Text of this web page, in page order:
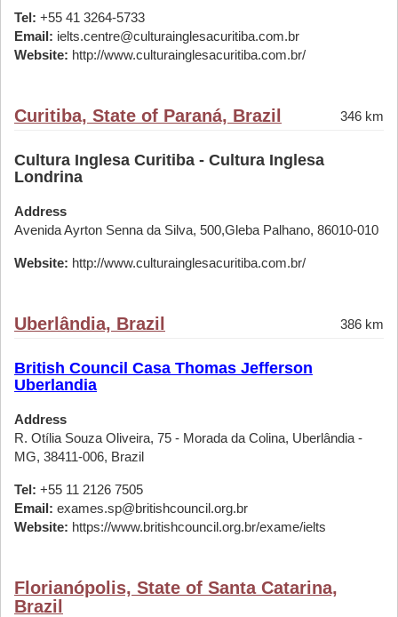
Tel: +55 41 3264-5733
Email: ielts.centre@culturainglesacuritiba.com.br
Website: http://www.culturainglesacuritiba.com.br/
Curitiba, State of Paraná, Brazil 346 km
Cultura Inglesa Curitiba - Cultura Inglesa
Londrina
Address
Avenida Ayrton Senna da Silva, 500,Gleba Palhano, 86010-010
Website: http://www.culturainglesacuritiba.com.br/
Uberlândia, Brazil 386 km
British Council Casa Thomas Jefferson
Uberlandia
Address
R. Otília Souza Oliveira, 75 - Morada da Colina, Uberlândia -
MG, 38411-006, Brazil
Tel: +55 11 2126 7505
Email: exames.sp@britishcouncil.org.br
Website: https://www.britishcouncil.org.br/exame/ielts
Florianópolis, State of Santa Catarina,
Brazil